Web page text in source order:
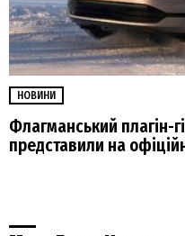
НОВИНИ
Флагманський плагін-
представили на